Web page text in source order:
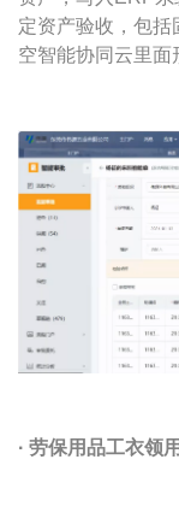
定资产验收，包括
空智能协同云里面
· 劳保用品工衣领用